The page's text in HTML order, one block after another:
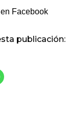
Facebook
publicación: